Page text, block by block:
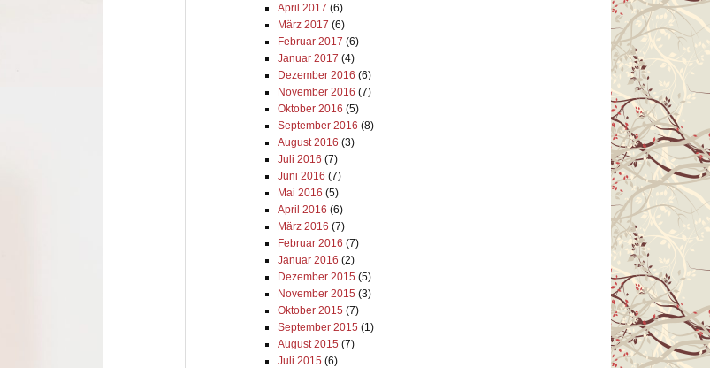
April 2017 (6)
März 2017 (6)
Februar 2017 (6)
Januar 2017 (4)
Dezember 2016 (6)
November 2016 (7)
Oktober 2016 (5)
September 2016 (8)
August 2016 (3)
Juli 2016 (7)
Juni 2016 (7)
Mai 2016 (5)
April 2016 (6)
März 2016 (7)
Februar 2016 (7)
Januar 2016 (2)
Dezember 2015 (5)
November 2015 (3)
Oktober 2015 (7)
September 2015 (1)
August 2015 (7)
Juli 2015 (6)